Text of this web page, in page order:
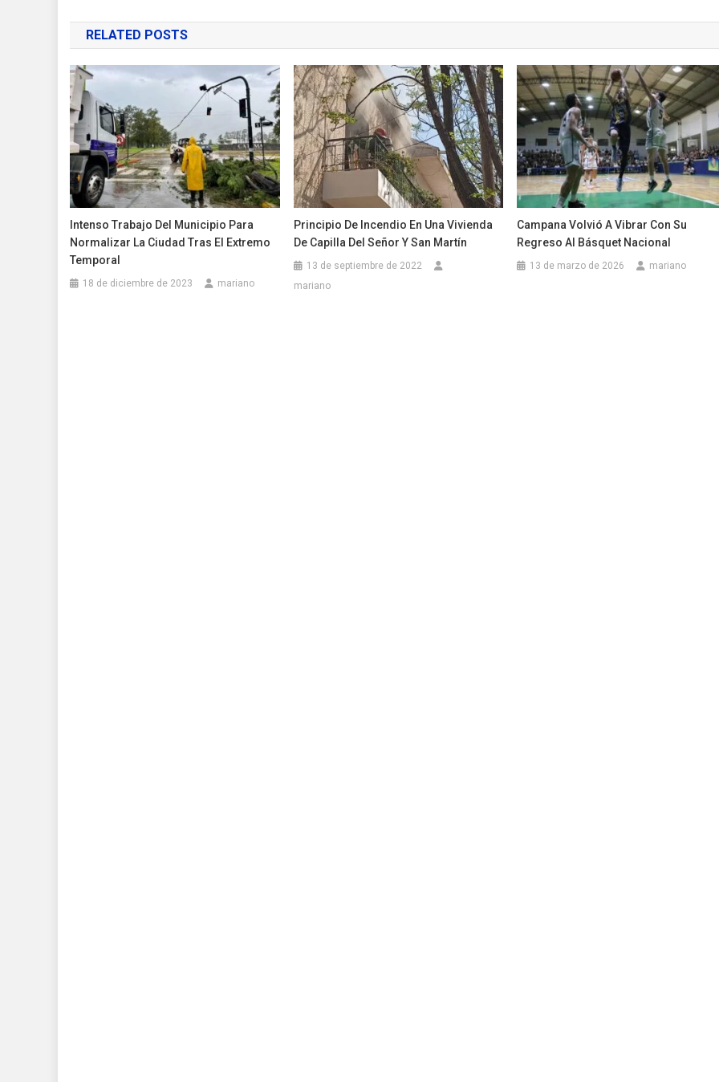
de
entradas
RELATED POSTS
Intenso Trabajo Del Municipio Para
Normalizar La Ciudad Tras El Extremo
Temporal
18 de diciembre de 2023 mariano
Principio De Incendio En Una Vivienda
De Capilla Del Señor Y San Martín
13 de septiembre de 2022
mariano
Campana Volvió A Vibrar Con Su
Regreso Al Básquet Nacional
13 de marzo de 2026 mariano